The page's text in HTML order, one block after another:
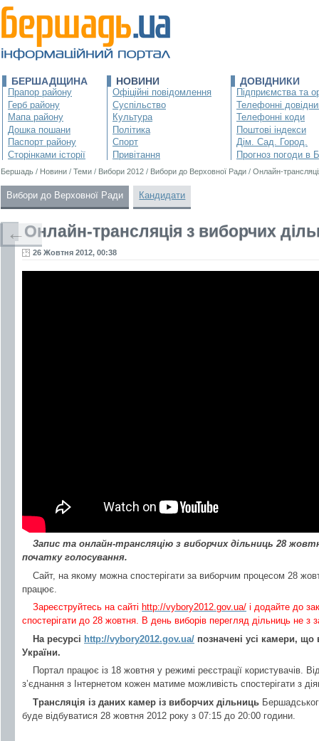
БЕРШАДЩИНА
Прапор району
Герб району
Мапа району
Дошка пошани
Паспорт району
Сторінками історії
НОВИНИ
Офіційні повідомлення
Суспільство
Культура
Політика
Спорт
Привітання
ДОВІДНИКИ
Підприємства та
Телефонні
Телефонні коди
Поштові індекси
Дім. Сад. Город.
Прогноз погоди в
Бершадь / Новини / Теми / Вибори 2012 / Вибори до Верховної Ради / Онлайн-
Вибори до Верховної Ради Кандидати
Онлайн-трансляція з виборчих
26 Жовтня 2012, 00:38
Запис та онлайн-трансляцію з виборчих дільниць 28
початку голосування.
Сайт, на якому можна спостерігати за виборчим процесом 28
працює.
Зареєструйтесь на сайті http://vybory2012.gov.ua/ і додайте до
спостерігати до 28 жовтня. В день виборів перегляд дільниць не з
На ресурсі http://vybory2012.gov.ua/ позначені усі камери,
України.
Портал працює із 18 жовтня у режимі реєстрації користувачів.
з’єднання з Інтернетом кожен матиме можливість спостерігати з
Трансляція із даних камер із виборчих дільниць
буде відбуватися 28 жовтня 2012 року з 07:15 до 20:00 години.
←